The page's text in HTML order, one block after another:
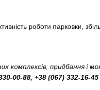
роботи парковки,
комплексів, придбання і
00-88, +38 (067) 332-16-45